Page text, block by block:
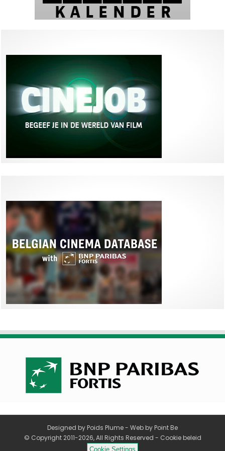
Designed by Poids Plume- Web by Point Be
© Copyright 2011-2026, All Rights Reserved - Cookie beleid
Cookie Settings